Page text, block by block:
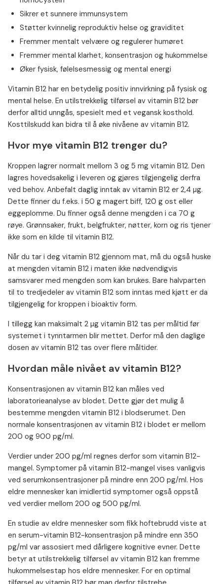
Sikrer et sunnere immunsystem
Støtter kvinnelig reproduktiv helse og graviditet
Fremmer mentalt velvære og regulerer humøret
Fremmer mental klarhet, konsentrasjon og hukommelse
Øker fysisk, følelsesmessig og mental energi
Vitamin B12 har en betydelig positiv innvirkning på fysisk og
mental helse. En utilstrekkelig tilførsel av vitamin B12 bør
derfor alltid unngås, spesielt med et vegansk kosthold.
Kosttilskudd kan bidra til å øke nivåene av vitamin B12.
Hvor mye vitamin B12 trenger du?
Kroppen lagrer normalt mellom 3 og 5 mg vitamin B12. Den
lagres hovedsakelig i leveren og gjøres tilgjengelig derfra
ved behov. Anbefalt daglig inntak av vitamin B12 er 2,4 µg.
Dette finner du f.eks. i 50 g magert biff, 120 g ost eller
eggeplomme. Du finner også denne mengden i ca 70 g
røye. Grønnsaker, frukt, belgfrukter, nøtter, korn og ris tjener
ikke som en kilde til vitamin B12.
Når du tar i deg vitamin B12 gjennom mat, må du også huske
at mengden vitamin B12 i maten ikke nødvendigvis
samsvarer med mengden som kan brukes. Bare halvparten
til to tredjedeler av vitamin B12 som inntas med kjøtt er da
tilgjengelig for kroppen i bioaktiv form.
I tillegg kan maksimalt 2 µg vitamin B12 tas per måltid før
systemet i tynntarmen blir mettet. Derfor må den daglige
dosen av vitamin B12 tas over flere måltider.
Hvordan måle nivået av vitamin B12?
Konsentrasjonen av vitamin B12 kan måles ved
laboratorieanalyse av blodet. Dette gjør det mulig å
bestemme mengden vitamin B12 i blodserumet. Den
normale konsentrasjonen av vitamin B12 i blodet er mellom
200 og 900 pg/ml.
Verdier under 200 pg/ml regnes derfor som vitamin B12-
mangel. Symptomer på vitamin B12-mangel vises vanligvis
ved serumkonsentrasjoner på mindre enn 200 pg/ml. Hos
eldre mennesker kan imidlertid symptomer også oppstå
ved verdier mellom 200 og 500 pg/ml.
En studie av eldre mennesker som fikk hoftebrudd viste at
en serum-vitamin B12-konsentrasjon på mindre enn 350
pg/ml var assosiert med dårligere kognitive evner. Dette
betyr at utilstrekkelig tilførsel av vitamin B12 kan fremme
hukommelsestap hos eldre mennesker. For en optimal